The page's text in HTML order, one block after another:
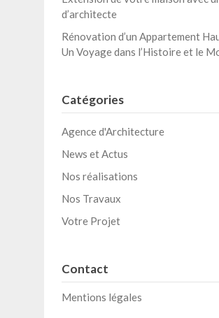
d’architecte
Rénovation d’un Appartement
Un Voyage dans l’Histoire et le
Catégories
Agence d'Architecture
News et Actus
Nos réalisations
Nos Travaux
Votre Projet
Contact
Mentions légales